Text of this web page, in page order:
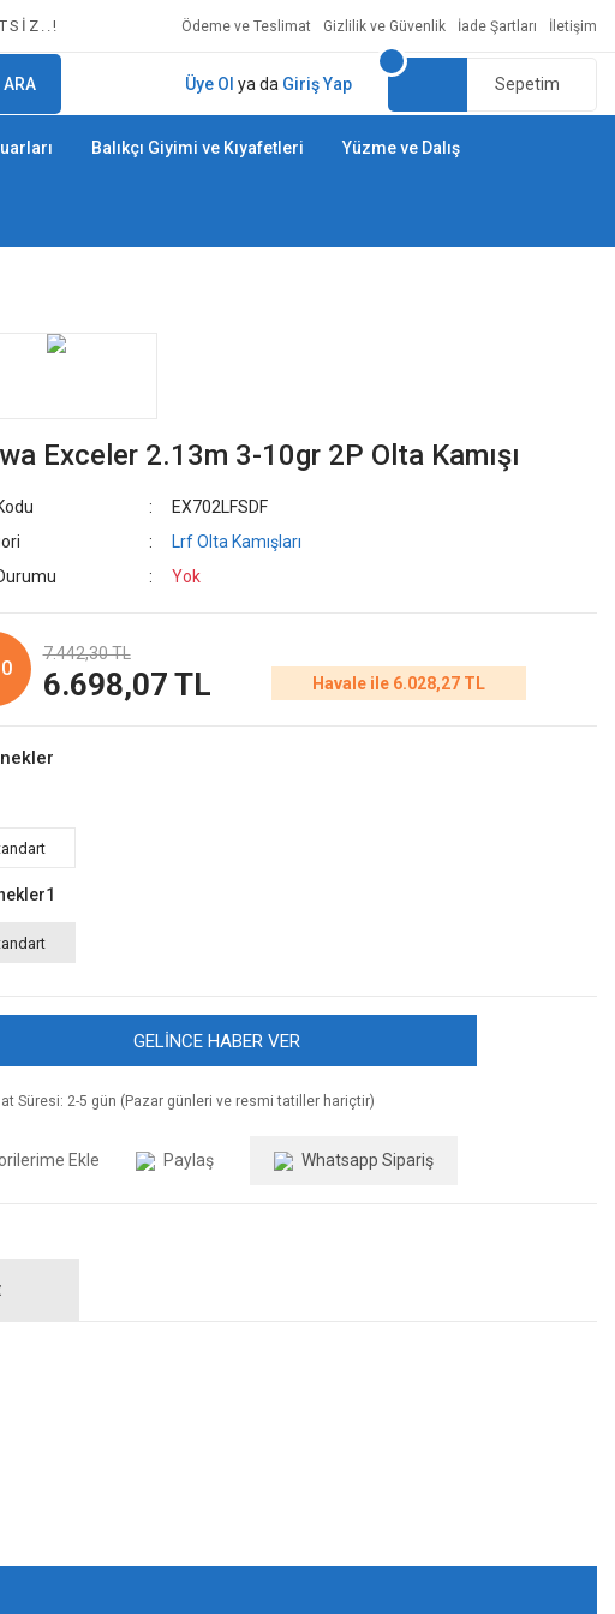
Ödeme ve Teslimat Gizlilik ve Güvenlik İade Şartları İletişim
ARA Üye Ol ya da Giriş Yap Sepetim
Balıkçı Giyimi ve Kıyafetleri Yüzme ve Dalış
Exceler 2.13m 3-10gr 2P Olta Kamışı
EX702LFSDF
Lrf Olta Kamışları
Yok
7.442,30 TL
6.698,07 TL Havale ile 6.028,27 TL
GELİNCE HABER VER
Süresi: 2-5 gün (Pazar günleri ve resmi tatiller hariçtir)
Paylaş Whatsapp Sipariş